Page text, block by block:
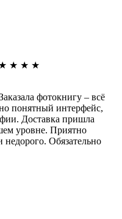
★ ★ ★
фотокнигу – всё
понятный интерфейс,
Доставка пришла
уровне. Приятно
недорого. Обязательно